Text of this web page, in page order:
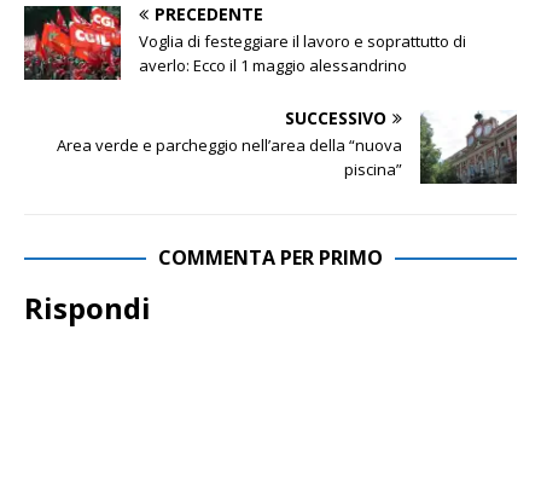
PRECEDENTE
Voglia di festeggiare il lavoro e soprattutto di
averlo: Ecco il 1 maggio alessandrino
SUCCESSIVO
Area verde e parcheggio nell’area della “nuova
piscina”
COMMENTA PER PRIMO
Rispondi